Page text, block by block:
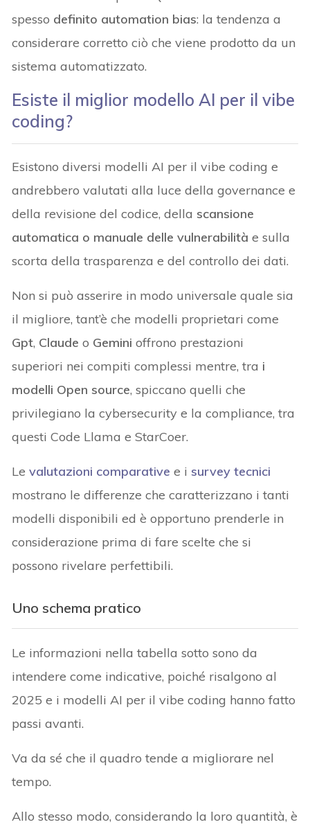
spesso definito automation bias: la tendenza a
considerare corretto ciò che viene prodotto da un
sistema automatizzato.
Esiste il miglior modello AI per il vibe
coding?
Esistono diversi modelli AI per il vibe coding e
andrebbero valutati alla luce della governance e
della revisione del codice, della scansione
automatica o manuale delle vulnerabilità e sulla
scorta della trasparenza e del controllo dei dati.
Non si può asserire in modo universale quale sia
il migliore, tant’è che modelli proprietari come
Gpt, Claude o Gemini offrono prestazioni
superiori nei compiti complessi mentre, tra i
modelli Open source, spiccano quelli che
privilegiano la cybersecurity e la compliance, tra
questi Code Llama e StarCoer.
Levalutazioni comparative e i survey tecnici
mostrano le differenze che caratterizzano i tanti
modelli disponibili ed è opportuno prenderle in
considerazione prima di fare scelte che si
possono rivelare perfettibili.
Uno schema pratico
Le informazioni nella tabella sotto sono da
intendere come indicative, poiché risalgono al
2025 e i modelli AI per il vibe coding hanno fatto
passi avanti.
Va da sé che il quadro tende a migliorare nel
tempo.
Allo stesso modo, considerando la loro quantità, è